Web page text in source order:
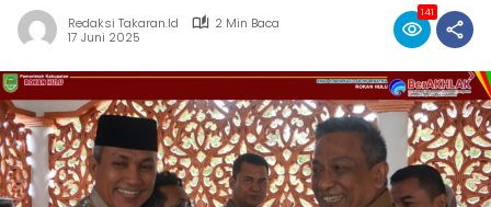
Redaksi Takaran.id
2 Min Baca
17 Juni 2025
141